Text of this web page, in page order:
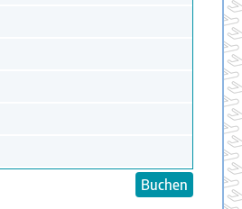
Buchen